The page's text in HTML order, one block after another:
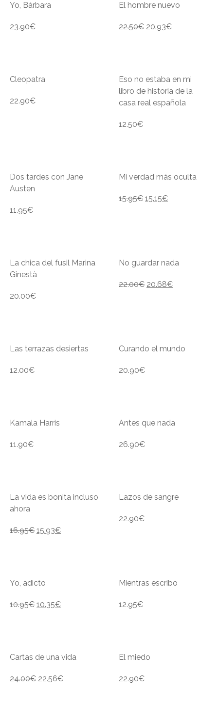
Yo, Bárbara
23.90€
El hombre nuevo
22.50€ 20.93€
Cleopatra
22.90€
Eso no estaba en mi
libro de historia de la
casa real española
12.50€
Dos tardes con Jane
Austen
11.95€
Mi verdad más oculta
15.95€ 15.15€
La chica del fusil Marina
Ginestà
20.00€
No guardar nada
22.00€ 20.68€
Las terrazas desiertas
12.00€
Curando el mundo
20.90€
Kamala Harris
11.90€
Antes que nada
26.90€
La vida es bonita incluso
ahora
16.95€ 15.93€
Lazos de sangre
22.90€
Yo, adicto
10.95€ 10.35€
Mientras escribo
12.95€
Cartas de una vida
24.00€ 22.56€
El miedo
22.90€